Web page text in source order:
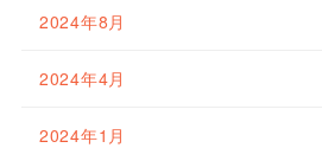
2024年8月
2024年4月
2024年1月